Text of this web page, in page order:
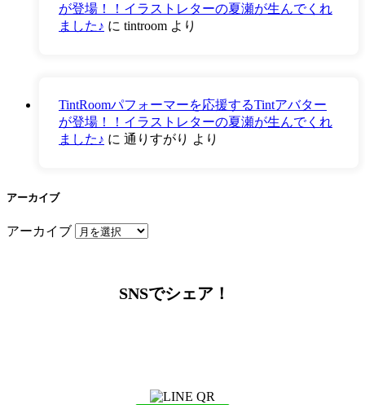
が登場！！イラストレターの夏瀬が生んでくれ
ました♪ に tintroom より
TintRoomパフォーマーを応援するTintアバター
が登場！！イラストレターの夏瀬が生んでくれ
ました♪ に 通りすがり より
アーカイブ
アーカイブ
SNSでシェア！